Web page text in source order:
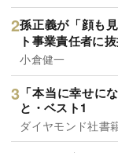
孫正義が「顔も
ト事業責任者に
小倉健一
「本当に幸せに
と・ベスト1
ダイヤモンド社書